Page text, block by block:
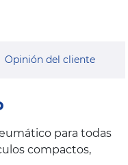
Opinión del cliente
para todas
compactos,